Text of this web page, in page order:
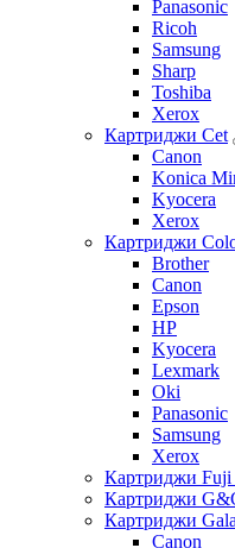
Panasonic
Ricoh
Samsung
Sharp
Toshiba
Xerox
Картриджи Cet
Canon
Konica
Kyocera
Xerox
Картриджи
Brother
Canon
Epson
HP
Kyocera
Lexmark
Oki
Panasonic
Samsung
Xerox
Картриджи Fuji
Картриджи
Картриджи
Canon